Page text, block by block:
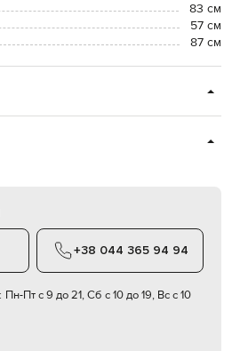
83 см
57 см
87 см
+38 044 365 94 94
Пн-Пт с 9 до 21, Сб с 10 до 19, Вс с 10